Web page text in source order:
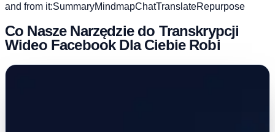
and from it:SummaryMindmapChatTranslateRepurpose
Co Nasze Narzędzie do Transkrypcji
Wideo Facebook Dla Ciebie Robi